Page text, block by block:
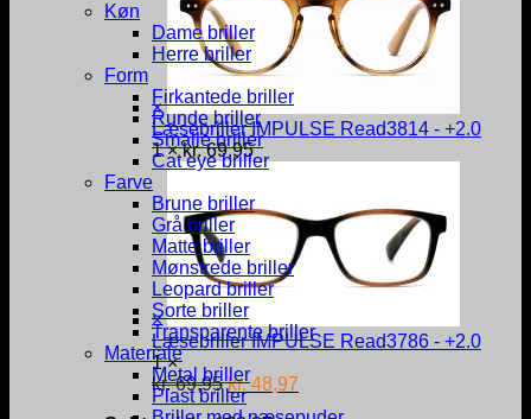
×
Læsebriller IMPULSE Read3814 - +2.0
1 ×kr.69,95
×
Læsebriller IMPULSE Read3786 - +2.0
1 ×
kr.69,95 kr.48,97
Køn
Dame briller
Herre briller
Form
Firkantede briller
Runde briller
Smalle briller
Cat eye briller
Farve
Brune briller
Grå briller
Matte briller
Mønstrede briller
Leopard briller
Sorte briller
Transparente briller
Materiale
Metal briller
Plast briller